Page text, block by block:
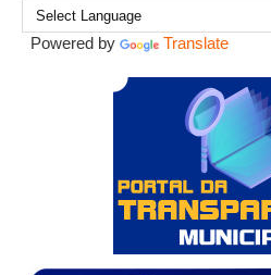
Powered by Translate